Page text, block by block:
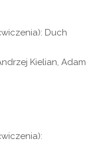
Duch
Kielian, Adam